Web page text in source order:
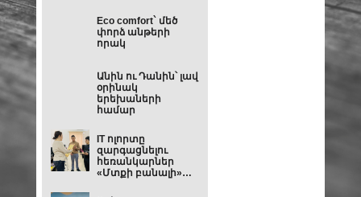
Eco comfort` մեծ
փորձ անթերի
որակ
Անին ու Դանին՝ լավ
օրինակ
երեխաների
համար
IT ոլորտը
զարգացնելու
հեռանկարներ
«Մտքի բանալի»